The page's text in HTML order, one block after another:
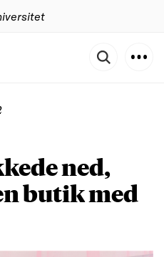
ned,
butik med